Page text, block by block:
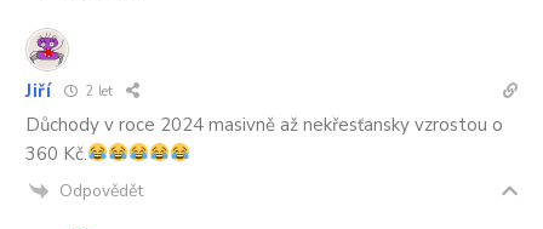
Jiří 2 let
Důchody v roce 2024 masivně až nekřesťansky vzrostou o
360 Kč.
Odpovědět